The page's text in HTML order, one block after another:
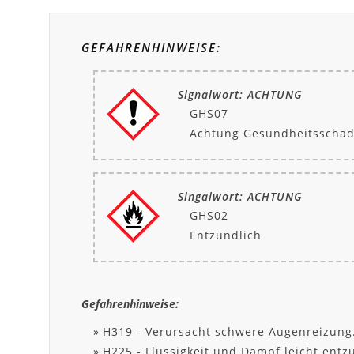
GEFAHRENHINWEISE:
Signalwort: ACHTUNG
GHS07
Achtung
Singalwort: ACHTUNG
GHS02
Entzündlich
Gefahrenhinweise:
H319 - Verursacht schwere Augenreizung.
H225 - Flüssigkeit und Dampf leicht